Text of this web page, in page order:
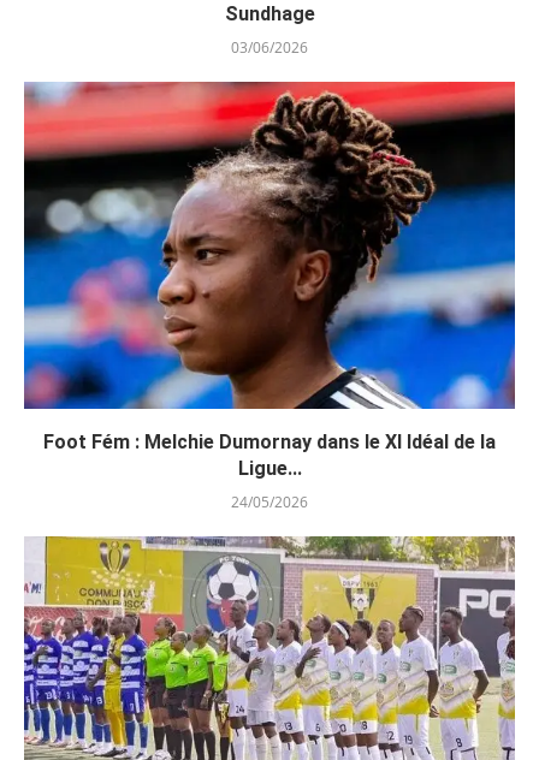
Sundhage
03/06/2026
Foot Fém : Melchie Dumornay dans le XI Idéal de la
Ligue...
24/05/2026